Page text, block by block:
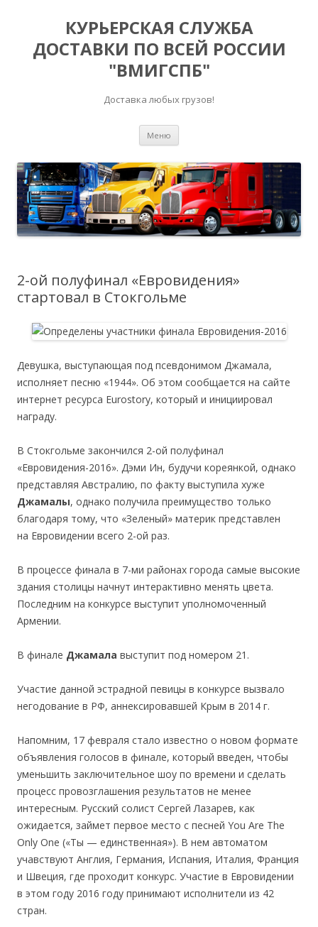
КУРЬЕРСКАЯ СЛУЖБА
ДОСТАВКИ ПО ВСЕЙ РОССИИ
"ВМИГСПБ"
Доставка любых грузов!
Меню
2-ой полуфинал «Евровидения»
стартовал в Стокгольме
Девушка, выступающая под псевдонимом Джамала,
исполняет песню «1944». Об этом сообщается на сайте
интернет ресурса Eurostory, который и инициировал
награду.
В Стокгольме закончился 2-ой полуфинал
«Евровидения-2016». Дэми Ин, будучи кореянкой, однако
представляя Австралию, по факту выступила хуже
Джамалы, однако получила преимущество только
благодаря тому, что «Зеленый» материк представлен
на Евровидении всего 2-ой раз.
В процессе финала в 7-ми районах города самые высокие
здания столицы начнут интерактивно менять цвета.
Последним на конкурсе выступит уполномоченный
Армении.
В финале Джамала выступит под номером 21.
Участие данной эстрадной певицы в конкурсе вызвало
негодование в РФ, аннексировавшей Крым в 2014 г.
Напомним, 17 февраля стало известно о новом формате
объявления голосов в финале, который введен, чтобы
уменьшить заключительное шоу по времени и сделать
процесс провозглашения результатов не менее
интересным. Русский солист Сергей Лазарев, как
ожидается, займет первое место с песней You Are The
Only One («Ты — единственная»). В нем автоматом
учавствуют Англия, Германия, Испания, Италия, Франция
и Швеция, где проходит конкурс. Участие в Евровидении
в этом году 2016 году принимают исполнители из 42
стран.